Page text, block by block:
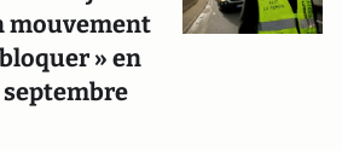
mouvement
» en
septembre